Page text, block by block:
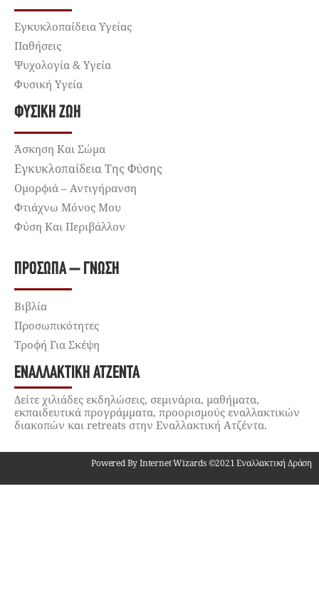
Εγκυκλοπαίδεια Υγείας
Παθήσεις
Ψυχολογία & Υγεία
Φυσική Υγεία
ΦΥΣΙΚΉ ΖΩΉ
Άσκηση Και Σώμα
Εγκυκλοπαίδεια Της Φύσης
Ομορφιά – Αντιγήρανση
Φτιάχνω Μόνος Μου
Φύση Και Περιβάλλον
ΠΡΌΣΩΠΑ – ΓΝΏΣΗ
Βιβλία
Προσωπικότητες
Τροφή Για Σκέψη
ΕΝΑΛΛΑΚΤΙΚΉ ΑΤΖΈΝΤΑ
Δείτε χιλιάδες εκδηλώσεις, σεμινάρια, μαθήματα,
εκπαιδευτικά προγράμματα, προορισμούς εναλλακτικών
διακοπών και retreats στην Εναλλακτική Ατζέντα.
Powered By Internet Wizards ©2021 Εναλλακτική Δράση